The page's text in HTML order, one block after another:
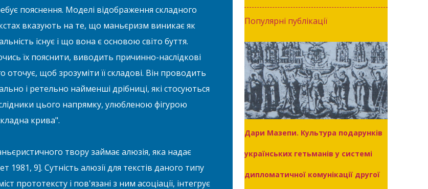
пояснення. Моделі відображення складного
вказують на те, що маньєризм виникає як
існує і що вона є основою світо буття.
їх пояснити, виводить причинно-наслідкові
оточує, щоб зрозуміти її складові. Він проводить
і ретельно найменші дрібниці, які стосуються
цього напрямку, улюбленою фігурою
крива".
твору займає алюзія, яка надає
9]. Сутність алюзії для текстів даного типу
прототексту і пов'язані з ним асоціації, інтегрує
Популярні публікації
Дари Мазепи. Культура подарунків
українських гетьманів у системі
дипломатичної комунікації другої